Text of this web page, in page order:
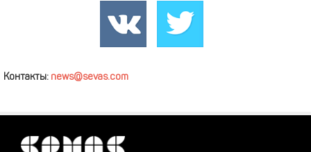
Контакты: news@sevas.com